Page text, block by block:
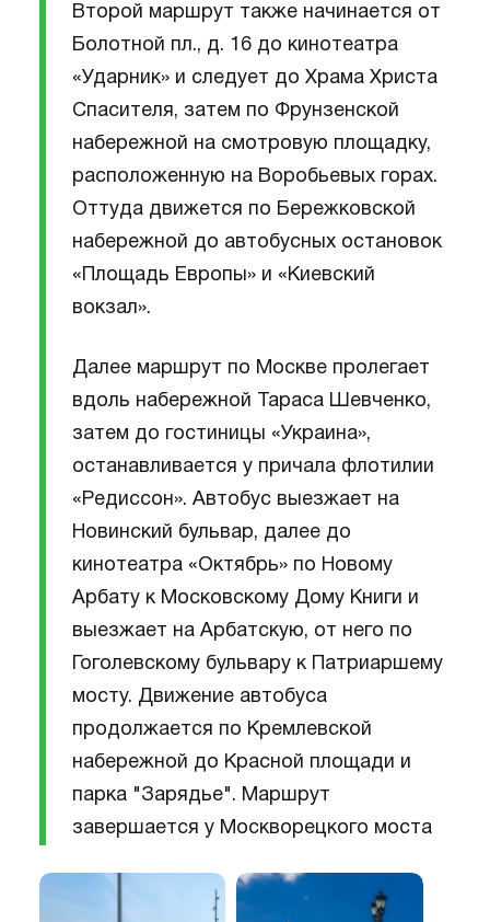
Второй маршрут также начинается от
Болотной пл., д. 16 до кинотеатра
«Ударник» и следует до Храма Христа
Спасителя, затем по Фрунзенской
набережной на смотровую площадку,
расположенную на Воробьевых горах.
Оттуда движется по Бережковской
набережной до автобусных остановок
«Площадь Европы» и «Киевский
вокзал».
Далее маршрут по Москве пролегает
вдоль набережной Тараса Шевченко,
затем до гостиницы «Украина»,
останавливается у причала флотилии
«Редиссон». Автобус выезжает на
Новинский бульвар, далее до
кинотеатра «Октябрь» по Новому
Арбату к Московскому Дому Книги и
выезжает на Арбатскую, от него по
Гоголевскому бульвару к Патриаршему
мосту. Движение автобуса
продолжается по Кремлевской
набережной до Красной площади и
парка "Зарядье". Маршрут
завершается у Москворецкого моста